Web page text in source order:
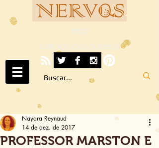
NERVOS
A ARTE SOB TODOS OS SENTIDOS
PROFESSOR MARSTON E
Nayara Reynaud
14 de dez. de 2017